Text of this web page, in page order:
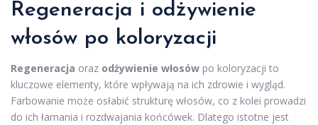
Regeneracja i odżywienie
włosów po koloryzacji
Regeneracja oraz odżywienie włosów po koloryzacji to
kluczowe elementy, które wpływają na ich zdrowie i wygląd.
Farbowanie może osłabić strukturę włosów, co z kolei prowadzi
do ich łamania i rozdwajania końcówek. Dlatego istotne jest